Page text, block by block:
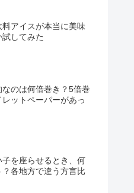
料アイスが本当に美味
試してみた
なのは何倍巻き？5倍巻
レットペーパーがあっ
子を座らせるとき、何
？各地方で違う方言比